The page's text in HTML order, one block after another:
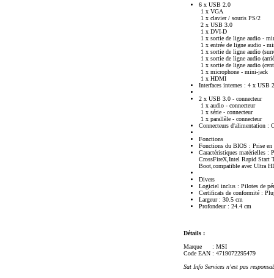
6 x USB 2.0
1 x VGA
1 x clavier / souris PS/2
2 x USB 3.0
1 x DVI-D
1 x sortie de ligne audio -
1 x entrée de ligne audio -
1 x sortie de ligne audio
1 x sortie de ligne audio
1 x sortie de ligne audio
1 x microphone - mini-jack
1 x HDMI
Interfaces internes : 4 x USB
2 x USB 3.0 - connecteur
1 x audio - connecteur
1 x série - connecteur
1 x parallèle - connecteur
Connecteurs d'alimentation :
Fonctions
Fonctions du BIOS : Prise
Caractéristiques matérielles :
CrossFireX,Intel Rapid Start
Boot,compatible avec Ultra
Divers
Logiciel inclus : Pilotes de
Certificats de conformité :
Largeur : 30.5 cm
Profondeur : 24.4 cm
Détails :
Marque
: MSI
Code EAN : 4719072295479
Sat Info Services n’est pas